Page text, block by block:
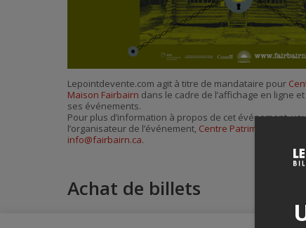
Lepointdevente.com agit à titre de mandataire pour
Maison Fairbairn dans le cadre de l’affichage en ligne
ses événements.
Pour plus d’information à propos de cet événement,
l’organisateur de l’événement, Centre Patrimonial de la
info@fairbairn.ca.
Achat de billets